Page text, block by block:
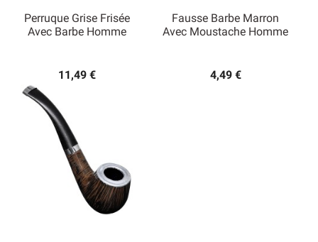
Perruque Grise Frisée
Avec Barbe Homme
11,49 €
Fausse Barbe Marron
Avec Moustache Homme
4,49 €